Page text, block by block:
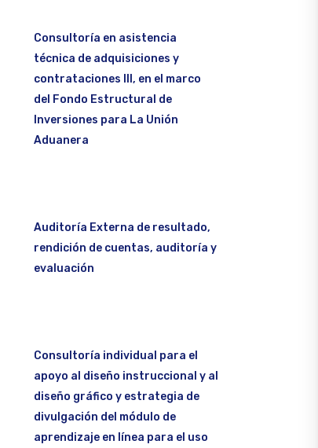
Consultoría en asistencia
técnica de adquisiciones y
contrataciones III, en el marco
del Fondo Estructural de
Inversiones para La Unión
Aduanera
Auditoría Externa de resultado,
rendición de cuentas, auditoría y
evaluación
Consultoría individual para el
apoyo al diseño instruccional y al
diseño gráfico y estrategia de
divulgación del módulo de
aprendizaje en línea para el uso